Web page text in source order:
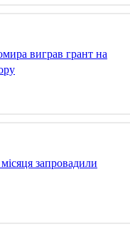
виграв грант на
запровадили